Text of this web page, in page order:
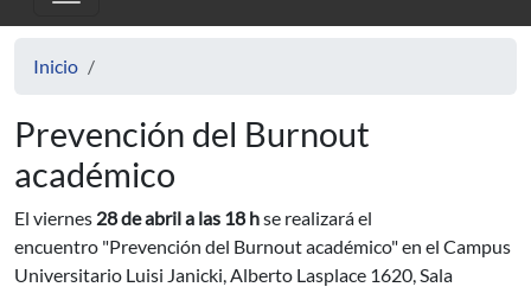
Inicio
Prevención del Burnout
académico
El viernes 28 de abril a las 18 hse realizará el
encuentro "Prevención del Burnout académico" en el Campus
Universitario Luisi Janicki, Alberto Lasplace 1620, Sala